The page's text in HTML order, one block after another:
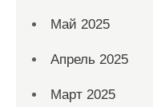
Май 2025
Апрель 2025
Март 2025